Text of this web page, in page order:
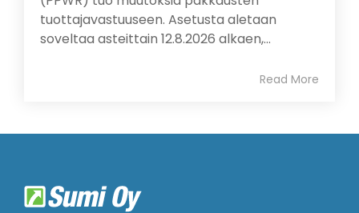
tuottajavastuuseen. Asetusta aletaan
soveltaa asteittain 12.8.2026 alkaen,...
Read More